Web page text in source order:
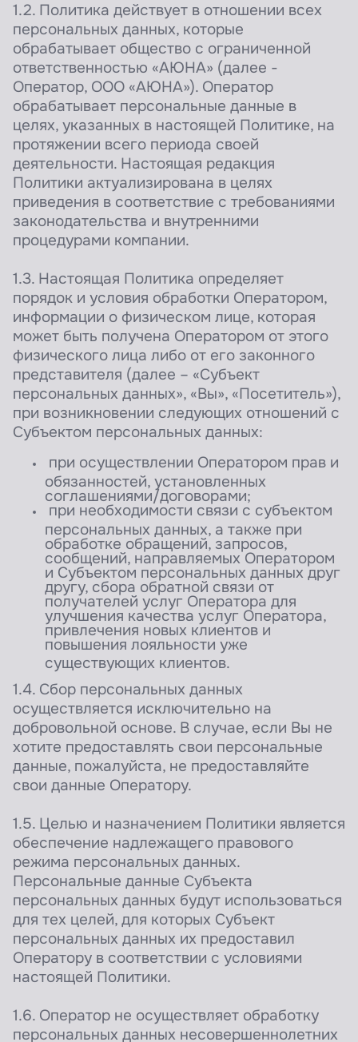
1.2. Политика действует в отношении всех
персональных данных, которые
обрабатывает общество с ограниченной
ответственностью «АЮНА» (далее -
Оператор, ООО «АЮНА»). Оператор
обрабатывает персональные данные в
целях, указанных в настоящей Политике, на
протяжении всего периода своей
деятельности. Настоящая редакция
Политики актуализирована в целях
приведения в соответствие с требованиями
законодательства и внутренними
процедурами компании.
1.3. Настоящая Политика определяет
порядок и условия обработки Оператором,
информации о физическом лице, которая
может быть получена Оператором от этого
физического лица либо от его законного
представителя (далее – «Субъект
персональных данных», «Вы», «Посетитель»),
при возникновении следующих отношений с
Субъектом персональных данных:
при осуществлении Оператором прав и
обязанностей, установленных
соглашениями/договорами;
при необходимости связи с субъектом
персональных данных, а также при
обработке обращений, запросов,
сообщений, направляемых Оператором
и Субъектом персональных данных друг
другу, сбора обратной связи от
получателей услуг Оператора для
улучшения качества услуг Оператора,
привлечения новых клиентов и
повышения лояльности уже
существующих клиентов.
1.4. Сбор персональных данных
осуществляется исключительно на
добровольной основе. В случае, если Вы не
хотите предоставлять свои персональные
данные, пожалуйста, не предоставляйте
свои данные Оператору.
1.5. Целью и назначением Политики является
обеспечение надлежащего правового
режима персональных данных.
Персональные данные Субъекта
персональных данных будут использоваться
для тех целей, для которых Субъект
персональных данных их предоставил
Оператору в соответствии с условиями
настоящей Политики.
1.6. Оператор не осуществляет обработку
персональных данных несовершеннолетних